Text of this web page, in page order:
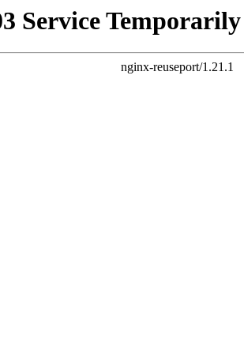
Service
nginx-reuseport/1.21.1